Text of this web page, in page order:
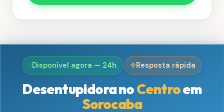
Disponível agora — 24h Resposta rápida
Desentupidora noCentroem
Sorocaba